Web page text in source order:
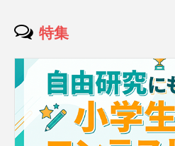
特集